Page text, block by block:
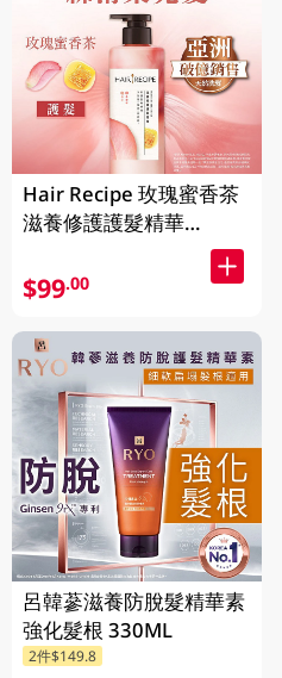
Hair Recipe 玫瑰蜜香茶
滋養修護護髮精華
$99.00
呂韓蔘滋養防脫髮精華素
強化髮根 330ML
2件$149.8